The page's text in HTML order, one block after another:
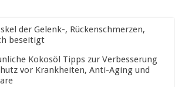
der Gelenk-, Rückenschmerzen,
beseitigt
Kokosöl Tipps zur Verbesserung
vor Krankheiten, Anti-Aging und